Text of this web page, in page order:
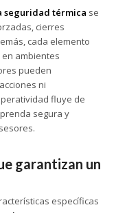
seguridad térmica se
cierres
cada elemento
ambientes
pueden
ni
fluye de
segura y
garantizan un
específicas